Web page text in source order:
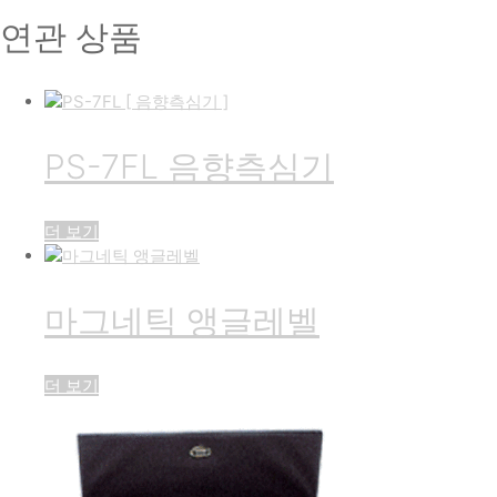
연관 상품
PS-7FL 음향측심기
더 보기
마그네틱 앵글레벨
더 보기